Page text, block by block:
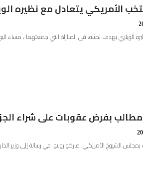
الأمريكي يتعادل مع نظيره
الويلزي بهدف لمثله، في المباراة التي جمعتهما ، مساء
مطالب بفرض عقوبات على شراء
بمجلس الشيوخ الأمريكي، ماركو روبيو، في رسالة إلى وزير